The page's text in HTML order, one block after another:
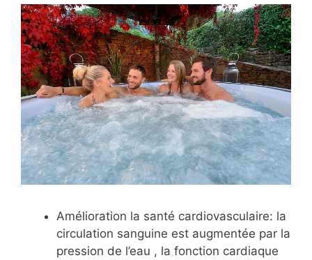
Amélioration la santé cardiovasculaire: la
circulation sanguine est augmentée par la
pression de l’eau , la fonction cardiaque